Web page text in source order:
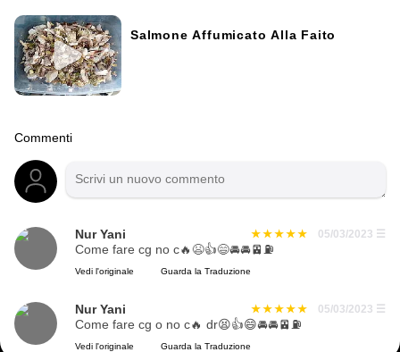
Salmone Affumicato Alla Faito
Commenti
Nur Yani 05/03/2023 ☰
Come fare cg no c🔥😫👍😄🚘🚘🚈⛽
Vedi l'originale Guarda la Traduzione
Nur Yani 05/03/2023 ☰
Come fare cg o no c🔥 dr😫👍😄🚘🚘🚈⛽
Vedi l'originale Guarda la Traduzione